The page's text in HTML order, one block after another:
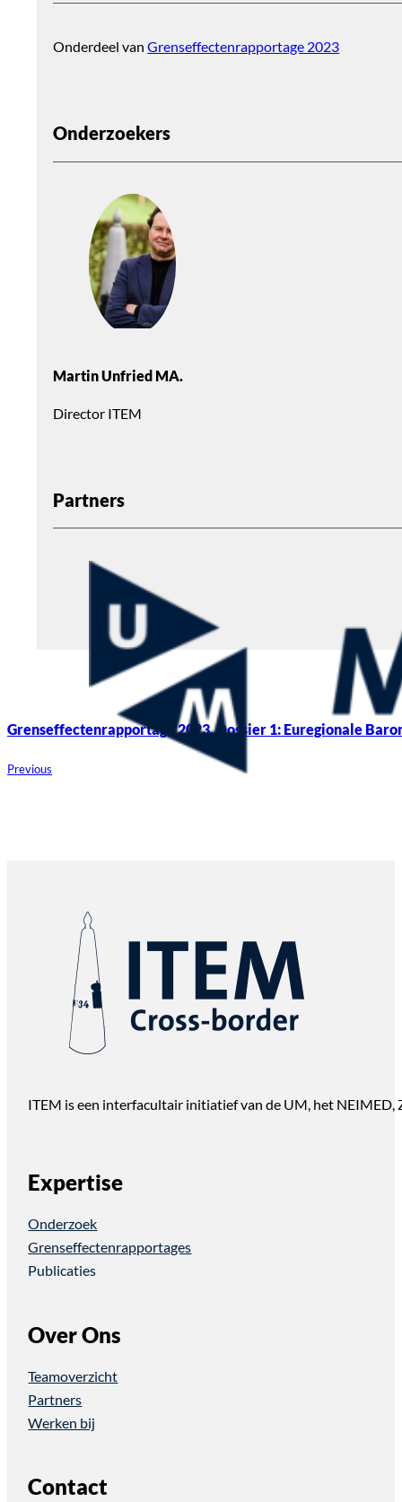
Onderdeel vanGrenseffectenrapportage 2023
Onderzoekers
Martin Unfried MA.
Director ITEM
Partners
Previous
Grenseffectenrapportage 2023, Dossier 1: Euregionale
ITEM is een interfacultair initiatief van de UM, het NEIMED,
Expertise
Onderzoek
Grenseffectenrapportages
Publicaties
Over Ons
Teamoverzicht
Partners
Werken bij
Contact